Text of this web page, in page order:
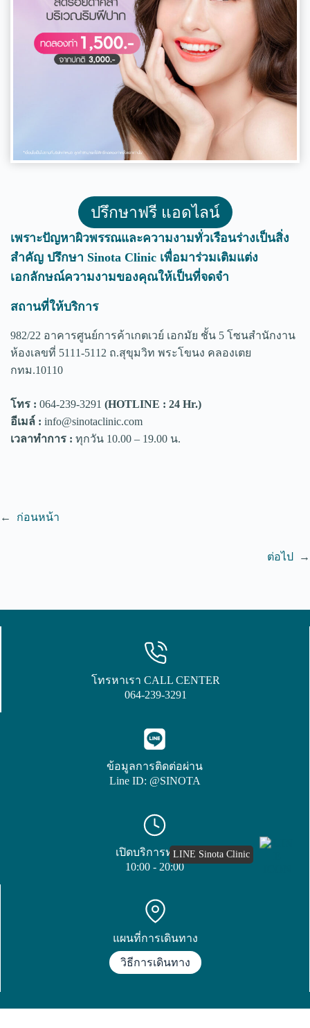
ปรึกษาฟรี แอดไลน์
เพราะปัญหาผิวพรรณและความงามทั่วเรือนร่างเป็นสิ่ง
สำคัญ ปรึกษา Sinota Clinic เพื่อมาร่วมเติมแต่ง
เอกลักษณ์ความงามของคุณให้เป็นที่จดจำ
สถานที่ให้บริการ
982/22 อาคารศูนย์การค้าเกตเวย์ เอกมัย ชั้น 5 โซนสำนักงาน
ห้องเลขที่ 5111-5112 ถ.สุขุมวิท พระโขนง คลองเตย
กทม.10110
โทร : 064-239-3291 (HOTLINE : 24 Hr.)
อีเมล์ : info@sinotaclinic.com
เวลาทำการ : ทุกวัน 10.00 – 19.00 น.
← ก่อนหน้า
ต่อไป →
โทรหาเรา CALL CENTER
064-239-3291
ข้อมูลการติดต่อผ่าน
Line ID: @SINOTA
เปิดบริการทุกวัน
10:00 - 20:00
แผนที่การเดินทาง
วิธีการเดินทาง
LINE Sinota Clinic